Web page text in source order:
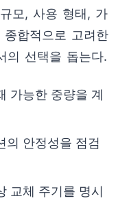
모, 사용 형태, 가
합적으로 고려한
의 선택을 돕는다.
가능한 중량을 계
의 안정성을 점검
교체 주기를 명시